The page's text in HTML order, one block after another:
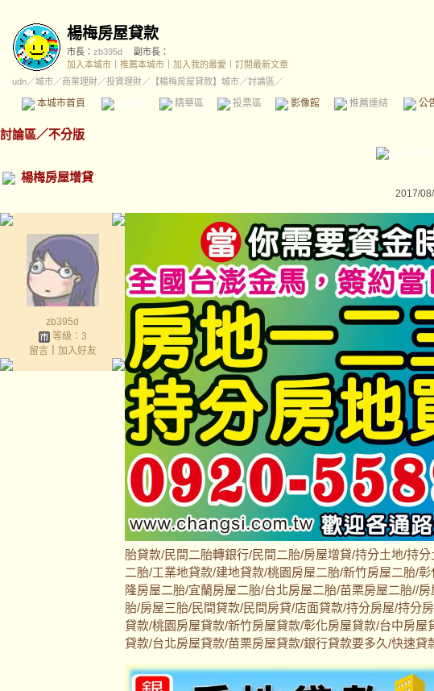
楊梅房屋貸款
市長： zb395d
副市長：
加入本城市
推薦本城市 加入我的最愛
訂閱最新文章
udn／城市／商業理財／投資理財／ 【楊梅房屋貸款】城市／討論區／
本城市首頁 精華區 投票區 影像館 推薦連結 公
討論區／不分版
楊梅房屋增貸
2017/
zb395d
等級：3
留言｜ 加入好友
胎貸款/民間二胎轉銀行/民間二胎/房屋增貸/持分土地/持
二胎/工業地貸款/建地貸款/桃園房屋二胎/新竹房屋二胎/
隆房屋二胎/宜蘭房屋二胎/台北房屋二胎/苗栗房屋二胎//
胎/房屋三胎/民間貸款/民間房貸/店面貸款/持分房屋/持分
貸款/桃園房屋貸款/新竹房屋貸款/彰化房屋貸款/台中房
貸款/台北房屋貸款/苗栗房屋貸款/銀行貸款要多久/快速